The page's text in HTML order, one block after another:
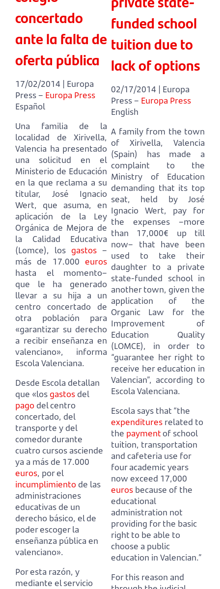
concertado
ante la falta de
oferta pública
17/02/2014 | Europa
Press – Europa Press
Español
Una familia de la
localidad de Xirivella,
Valencia ha presentado
una solicitud en el
Ministerio de Educación
en la que reclama a su
titular, José Ignacio
Wert, que asuma, en
aplicación de la Ley
Orgánica de Mejora de
la Calidad Educativa
(Lomce), los gastos –
más de 17.000 euros
hasta el momento–
que le ha generado
llevar a su hija a un
centro concertado de
otra población para
«garantizar su derecho
a recibir enseñanza en
valenciano», informa
Escola Valenciana.
Desde Escola detallan
que «los gastos del
pago del centro
concertado, del
transporte y del
comedor durante
cuatro cursos asciende
ya a más de 17.000
euros, por el
incumplimiento de las
administraciones
educativas de un
derecho básico, el de
poder escoger la
enseñanza pública en
valenciano».
Por esta razón, y
mediante el servicio
funded school
tuition due to
lack of options
02/17/2014 | Europa
Press – Europa Press
English
A family from the town
of Xirivella, Valencia
(Spain) has made a
complaint to the
Ministry of Education
demanding that its top
seat, held by José
Ignacio Wert, pay for
the expenses –more
than 17,000€ up till
now–
that have been
used to take their
daughter to a private
state-funded school in
another town, given the
application of the
Organic Law for the
Improvement of
Education Quality
(LOMCE), in order to
“guarantee her right to
receive her education in
Valencian”, according to
Escola Valenciana.
Escola says that “the
expenditures related to
the paymentof school
tuition, transportation
and cafeteria use for
four academic years
now exceed 17,000
euros because of the
educational
administration not
providing for the basic
right to be able to
choose a public
education in Valencian.”
For this reason and